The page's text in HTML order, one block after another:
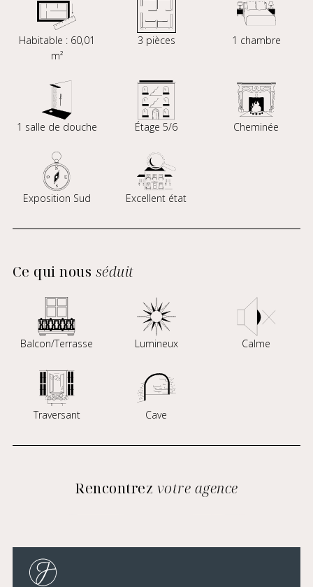
Habitable : 60,01
m²
3 pièces 1 chambre
1 salle de douche Étage 5/6 Cheminée
Exposition Sud Excellent état
Ce qui nous séduit
Balcon/Terrasse Lumineux Calme
Traversant Cave
Rencontrez votre agence